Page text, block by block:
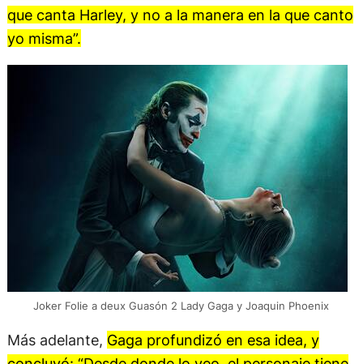
que canta Harley, y no a la manera en la que canto
yo misma”.
Joker Folie a deux Guasón 2 Lady Gaga y Joaquin Phoenix
Más adelante, Gaga profundizó en esa idea, y